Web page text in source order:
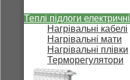
Теплі підлоги електричні
Нагрівальні кабелі
Нагрівальні мати
Нагрівальні плівки
Терморегулятори